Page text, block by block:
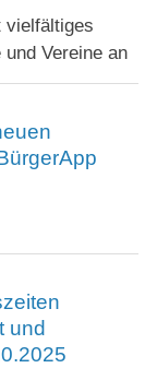
vielfältiges
Vereine an
und